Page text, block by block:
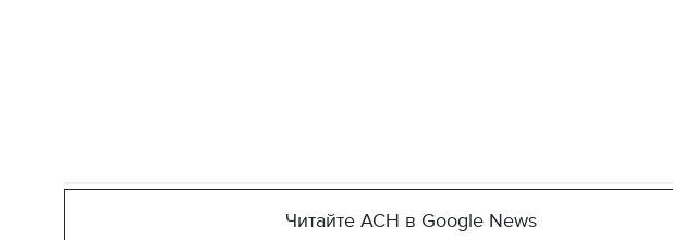
Читайте АСН в Google News